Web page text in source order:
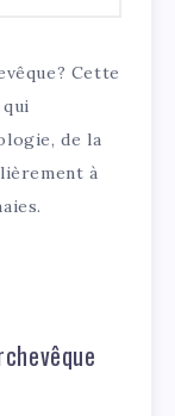
Cette
de la
à